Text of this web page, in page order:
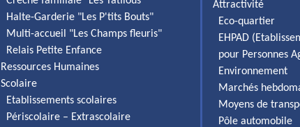
Halte-Garderie "Les P'tits Bouts"
Multi-accueil "Les Champs fleuris"
Relais Petite Enfance
Ressources Humaines
Scolaire
Etablissements scolaires
Périscolaire – Extrascolaire
Attractivité
Eco-quartier
EHPAD
pour Personnes
Environnement
Marchés
Moyens de
Pôle automobile